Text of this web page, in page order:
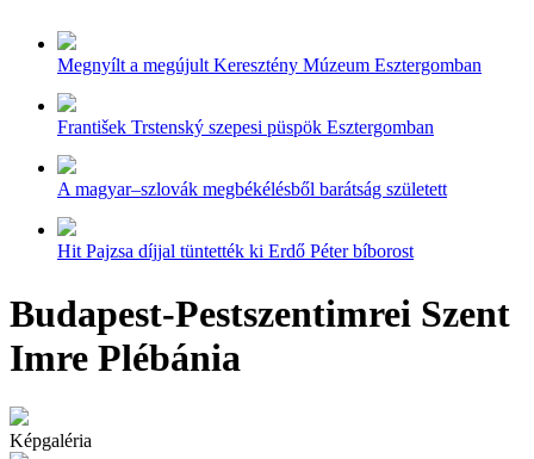
Megnyílt a megújult Keresztény Múzeum Esztergomban
František Trstenský szepesi püspök Esztergomban
A magyar–szlovák megbékélésből barátság született
Hit Pajzsa díjjal tüntették ki Erdő Péter bíborost
Budapest-Pestszentimrei Szent
Imre Plébánia
Képgaléria